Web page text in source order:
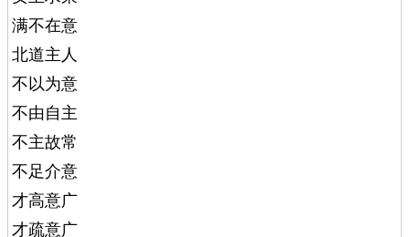
满不在意
北道主人
不以为意
不由自主
不主故常
不足介意
才高意广
才疏意广